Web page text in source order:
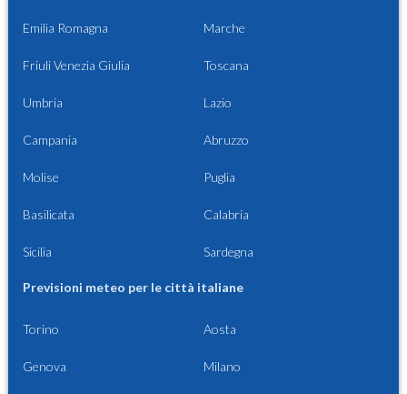
Emilia Romagna Marche
Friuli Venezia Giulia Toscana
Umbria Lazio
Campania Abruzzo
Molise Puglia
Basilicata Calabria
Sicilia Sardegna
Previsioni meteo per le città italiane
Torino Aosta
Genova Milano